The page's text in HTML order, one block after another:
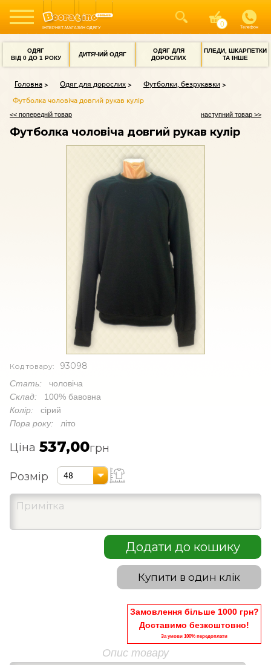
ІНТЕРНЕТ-МАГАЗИН ОДЯГУ Телефон
ОДЯГ
ВІД 0 ДО 1 РОКУ
ДИТЯЧИЙ ОДЯГ
ОДЯГ ДЛЯ
ДОРОСЛИХ
ПЛЕДИ, ШКАРПЕТКИ
ТА ІНШЕ
Головна Одяг для дорослих
Футболки, безрукавки
Футболка чоловіча довгий рукав кулір
<< попередній товар наступний товар >>
Футболка чоловіча довгий рукав кулір
Код товару: 93098
Стать: чоловіча
Склад: 100% бавовна
Колір: сірий
Пора року: літо
Ціна 537,00грн
Розмір 48
Додати до кошику
Купити в один клік
Замовлення більше 1000 грн?
Доставимо безкоштовно!
За умови 100% передоплати
Опис товару